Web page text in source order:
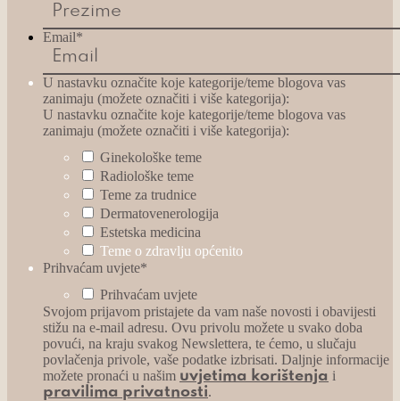
Email*
U nastavku označite koje kategorije/teme blogova vas
zanimaju (možete označiti i više kategorija):
U nastavku označite koje kategorije/teme blogova vas
zanimaju (možete označiti i više kategorija):
Ginekološke teme
Radiološke teme
Teme za trudnice
Dermatovenerologija
Estetska medicina
Teme o zdravlju općenito
Prihvaćam uvjete*
Prihvaćam uvjete
Svojom prijavom pristajete da vam naše novosti i obavijesti
stižu na e-mail adresu. Ovu privolu možete u svako doba
povući, na kraju svakog Newslettera, te ćemo, u slučaju
povlačenja privole, vaše podatke izbrisati. Daljnje informacije
možete pronaći u našim uvjetima korištenja i
pravilima privatnosti.